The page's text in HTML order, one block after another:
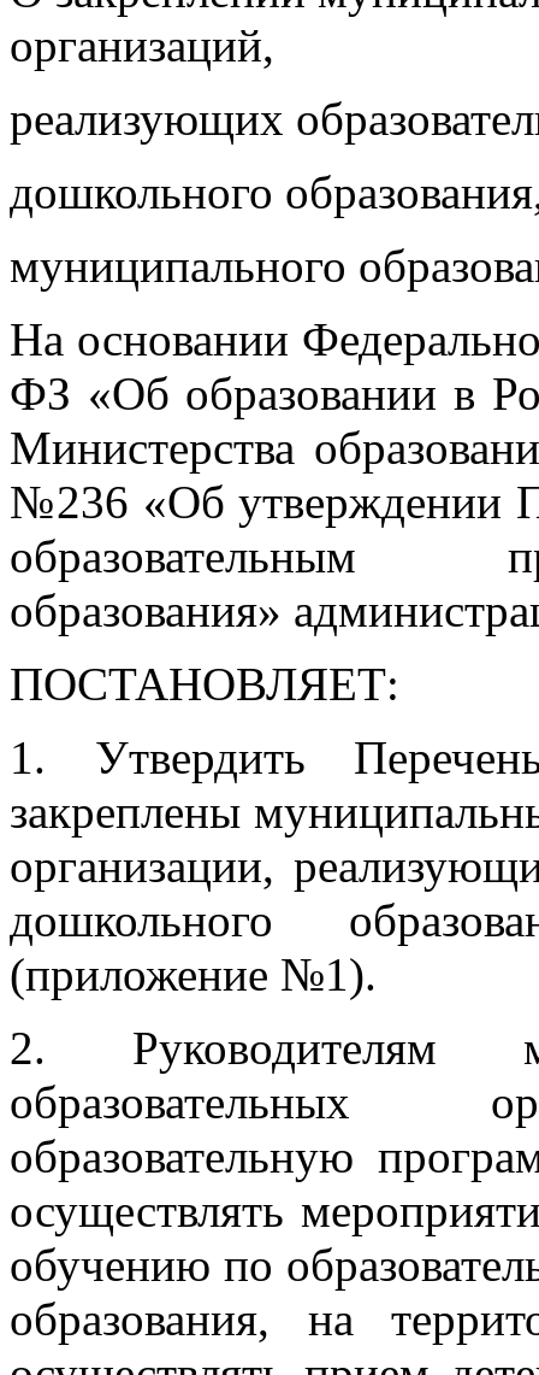
организаций,
реализующих
дошкольного
муниципального
На основании
ФЗ «Об образовании в
Министерства
№236 «Об утверждении
образовательным
образования»
ПОСТАНОВЛЯЕТ:
1. Утвердить
закреплены
организации,
дошкольного
(приложение №1).
2. Руководителям
образовательных
образовательную
осуществлять
обучению по
образования, на